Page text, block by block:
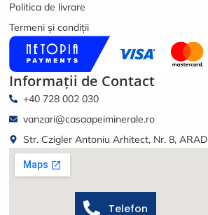
Politica de livrare
Termeni și condiții
Informații de Contact
+40 728 002 030
vanzari@casaapeiminerale.ro
Str. Czigler Antoniu Arhitect, Nr. 8, ARAD
Telefon